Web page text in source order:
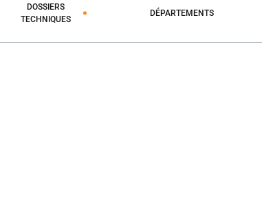
DOSSIERS
TECHNIQUES
DÉPARTEMENTS